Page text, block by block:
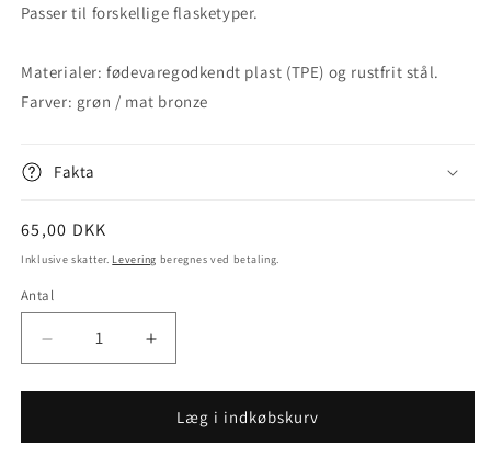
Passer til forskellige flasketyper.
Materialer: fødevaregodkendt plast (TPE) og rustfrit stål.
Farver: grøn / mat bronze
Fakta
Normalpris
65,00 DKK
Inklusive skatter. Levering beregnes ved betaling.
Antal
Antal
Reducer
antallet
for
2.0
Øg
antallet
for
Corky
2.0
Læg i indkøbskurv